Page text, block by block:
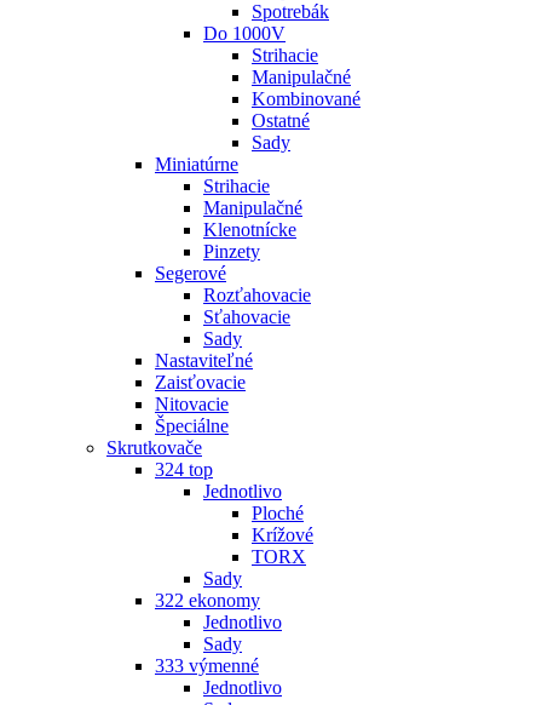
Spotrebák
Do 1000V
Strihacie
Manipulačné
Kombinované
Ostatné
Sady
Miniatúrne
Strihacie
Manipulačné
Klenotnícke
Pinzety
Segerové
Rozťahovacie
Sťahovacie
Sady
Nastaviteľné
Zaisťovacie
Nitovacie
Špeciálne
Skrutkovače
324 top
Jednotlivo
Ploché
Krížové
TORX
Sady
322 ekonomy
Jednotlivo
Sady
333 výmenné
Jednotlivo